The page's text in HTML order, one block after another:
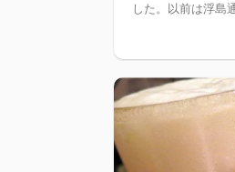
した。以前は浮島